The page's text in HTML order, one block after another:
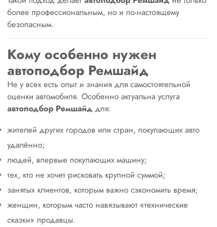
более профессиональным, но и по-настоящему
безопасным.
Кому особенно нужен
автоподбор Ремшайд
Не у всех есть опыт и знания для самостоятельной
оценки автомобиля. Особенно актуальна услуга
автоподбор Ремшайд для:
жителей других городов или стран, покупающих авто
удалённо;
людей, впервые покупающих машину;
тех, кто не хочет рисковать крупной суммой;
занятых клиентов, которым важно сэкономить время;
женщин, которым часто навязывают «технические
сказки» продавцы.